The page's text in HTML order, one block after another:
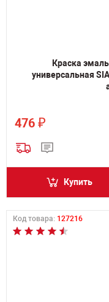
Краска
универсальная
476 ₽
Купить
Код товара: 127216